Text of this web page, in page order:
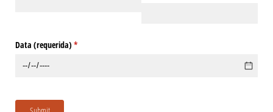
Data (requerida) *
(obrigatório)